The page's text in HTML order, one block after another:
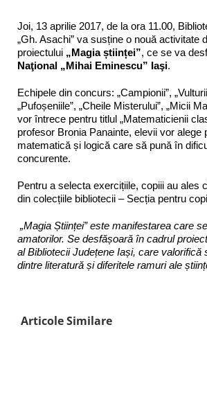
Joi, 13 aprilie 2017, de la ora 11.00,
„Gh. Asachi” va susține o nouă activitate
proiectului „Magia științei”, ce se va
Naţional „Mihai Eminescu” Iaşi.
Echipele din concurs: „Campionii”,
„Pufoșeniile”, „Cheile Misterului”, „Micii
vor întrece pentru titlul „Matematicienii
profesor Bronia Panainte, elevii vor alege
matematică și logică care să pună în
concurente.
Pentru a selecta exercițiile, copiii au ales
din colecțiile bibliotecii – Secția pentru
„Magia Științei” este manifestarea care
amatorilor. Se desfășoară în cadrul
al Bibliotecii Județene Iași, care valorifică
dintre literatură și diferitele ramuri ale
Articole Similare